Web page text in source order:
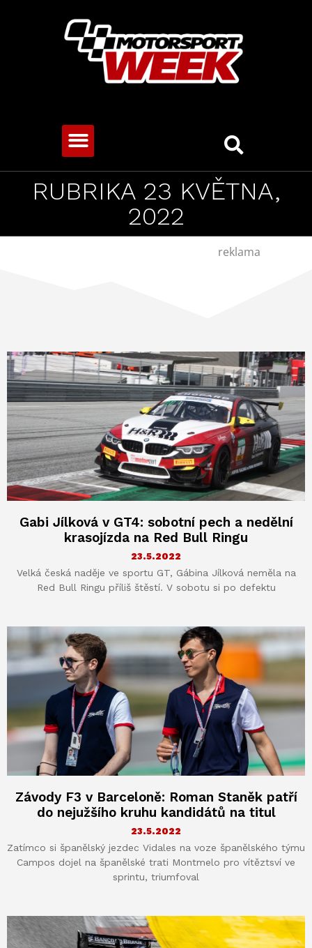
RUBRIKA 23 KVĚTNA,
2022
reklama
Gabi Jílková v GT4: sobotní pech a nedělní
krasojízda na Red Bull Ringu
23.5.2022
Velká česká naděje ve sportu GT, Gábina Jílková neměla na
Red Bull Ringu příliš štěstí. V sobotu si po defektu
Závody F3 v Barceloně: Roman Staněk patří
do nejužšího kruhu kandidátů na titul
23.5.2022
Zatímco si španělský jezdec Vidales na voze španělského týmu
Campos dojel na španělské trati Montmelo pro vítěztsví ve
sprintu, triumfoval